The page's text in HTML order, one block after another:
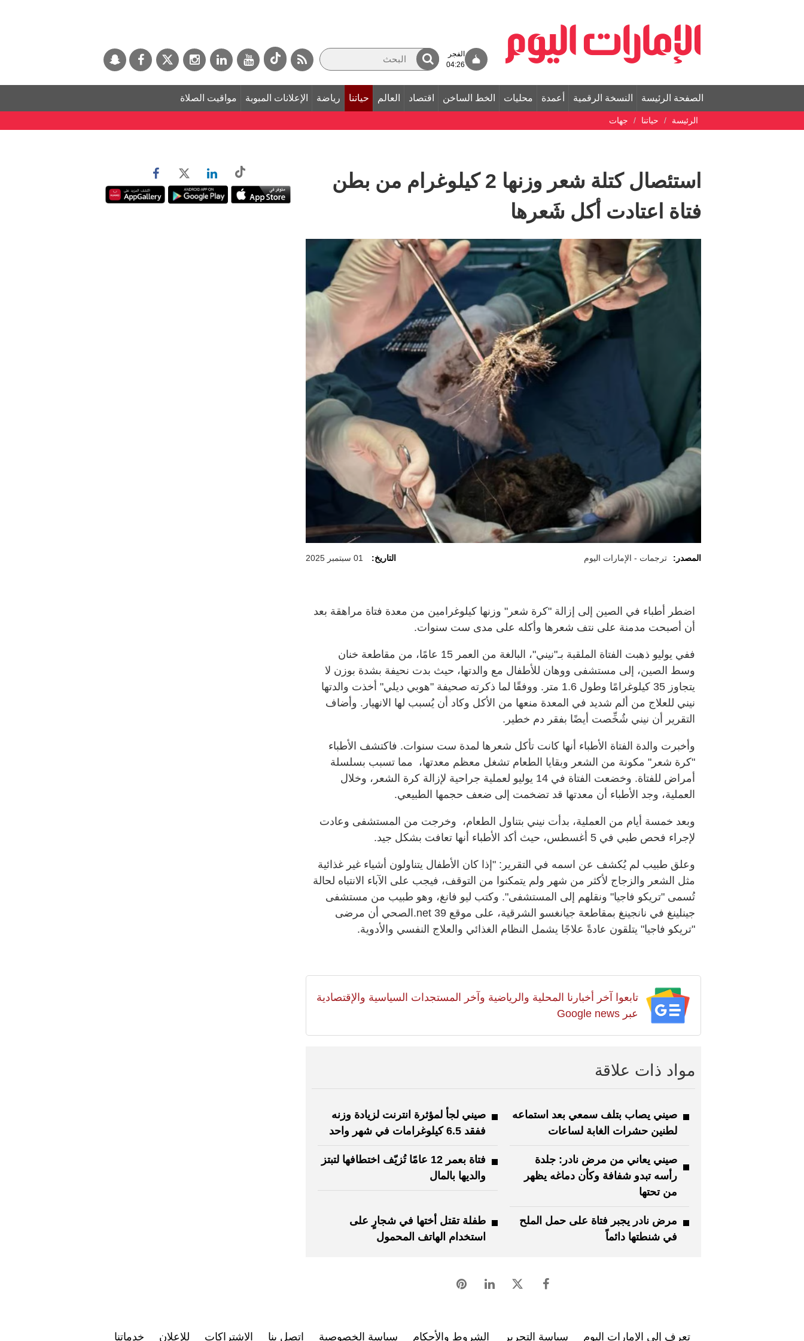
الفجر
04:26
الصفحة الرئيسة النسخة الرقمية أعمدة محليات الخط الساخن اقتصاد العالم حياتنا رياضة الإعلانات المبوبة مواقيت الصلاة
الرئيسة حياتنا جهات
استئصال كتلة شعر وزنها 2 كيلوغرام من بطن
فتاة اعتادت أكل شَعرها
المصدر: ترجمات - الإمارات اليوم التاريخ: 01 سبتمبر 2025
اضطر أطباء في الصين إلى إزالة "كرة شعر" وزنها كيلوغرامين من معدة فتاة مراهقة بعد
أن أصبحت مدمنة على نتف شعرها وأكله على مدى ست سنوات.
ففي يوليو ذهبت الفتاة الملقبة بـ"نيني"، البالغة من العمر 15 عامًا، من مقاطعة خنان
وسط الصين، إلى مستشفى ووهان للأطفال مع والدتها، حيث بدت نحيفة بشدة بوزن لا
يتجاوز 35 كيلوغرامًا وطول 1.6 متر. ووفقًا لما ذكرته صحيفة "هوبي ديلي" أخذت والدتها
نيني للعلاج من ألم شديد في المعدة منعها من الأكل وكاد أن يُسبب لها الانهيار . وأضاف
التقرير أن نيني شُخِّصت أيضًا بفقر دم خطير .
وأخبرت والدة الفتاة الأطباء أنها كانت تأكل شعرها لمدة ست سنوات. فاكتشف الأطباء
"كرة شعر" مكونة من الشعر وبقايا الطعام تشغل معظم معدتها، مما تسبب بسلسلة
أمراض للفتاة. وخضعت الفتاة في 14 يوليو لعملية جراحية لإزالة كرة الشعر، وخلال
العملية، وجد الأطباء أن معدتها قد تضخمت إلى ضعف حجمها الطبيعي.
وبعد خمسة أيام من العملية، بدأت نيني بتناول الطعام، وخرجت من المستشفى وعادت
لإجراء فحص طبي في 5 أغسطس، حيث أكد الأطباء أنها تعافت بشكل جيد
.
وعلق طبيب لم يُكشف عن اسمه في التقرير: "إذا كان الأطفال يتناولون أشياء غير غذائية
مثل الشعر والزجاج لأكثر من شهر ولم يتمكنوا من التوقف، فيجب على الآباء الانتباه لحالة
تُسمى "تريكو فاجيا" ونقلهم إلى المستشفى". وكتب ليو فانغ، وهو طبيب من مستشفى
جينلينغ في نانجينغ بمقاطعة جيانغسو الشرقية، على موقع 39
.netالصحي أن مرضى
"تريكو فاجيا" يتلقون عادةً علاجًا يشمل النظام الغذائي والعلاج النفسي والأدوية.
تابعوا آخر أخبارنا المحلية والرياضية وآخر المستجدات السياسية والإقتصادية
عبر Google news
مواد ذات علاقة
صيني يصاب بتلف سمعي بعد استماعه
لطنين حشرات الغابة لساعات
صيني لجأ لمؤثرة انترنت لزيادة وزنه
ففقد 6.5 كيلوغرامات في شهر واحد
صيني يعاني من مرض نادر: جلدة
رأسه تبدو شفافة وكأن دماغه يظهر
من تحتها
فتاة بعمر 12 عامًا تُزيّف اختطافها لتبتز
والديها بالمال
مرض نادر يجبر فتاة على حمل الملح
في شنطتها دائماً
طفلة تقتل أختها في شجارٍ على
استخدام الهاتف المحمول
تعرف إلى الإمارات اليوم سياسة التحرير الشروط والأحكام سياسة الخصوصية اتصل بنا الاشتراكات للإعلان خدماتنا